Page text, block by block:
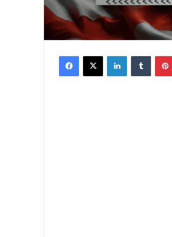
Facebook
X LinkedInTumblr